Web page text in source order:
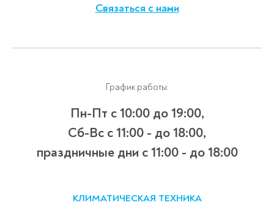
Связаться с нами
График работы:
Пн-Пт с 10:00 до 19:00,
Сб-Вс с 11:00 - до 18:00,
праздничные дни с 11:00 - до 18:00
КЛИМАТИЧЕСКАЯ ТЕХНИКА